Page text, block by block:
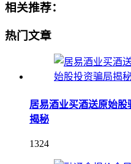
相关推荐：
热门文章
居易酒业买酒送原始
揭秘
1324